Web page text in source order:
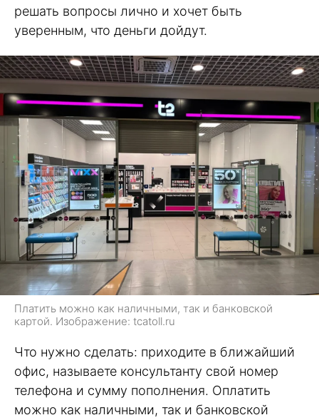
решать вопросы лично и хочет быть
уверенным, что деньги дойдут.
Платить можно как наличными, так и банковской
картой. Изображение: tcatoll.ru
Что нужно сделать: приходите в ближайший
офис, называете консультанту свой номер
телефона и сумму пополнения. Оплатить
можно как наличными, так и банковской